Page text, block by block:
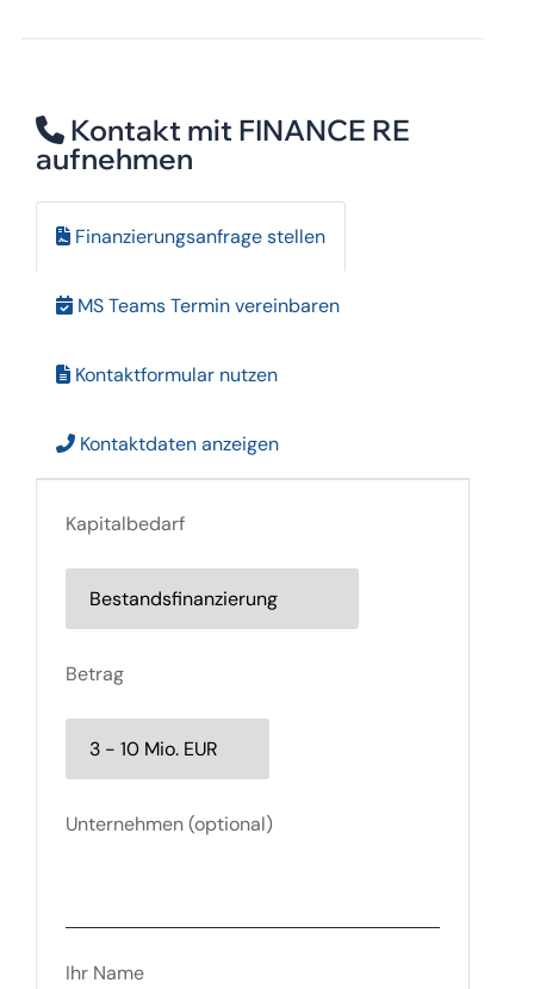
Kontakt mit FINANCE RE
aufnehmen
Finanzierungsanfrage stellen
MS Teams Termin vereinbaren
Kontaktformular nutzen
Kontaktdaten anzeigen
Kapitalbedarf
Betrag
Unternehmen(optional)
Ihr Name